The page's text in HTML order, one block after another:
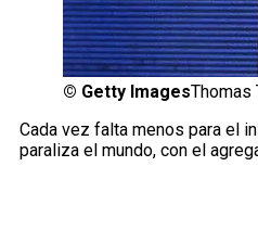
© Getty ImagesThomas
Cada vez falta menos para el
paraliza el mundo, con el